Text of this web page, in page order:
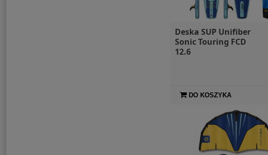
Deska SUP Unifiber
Sonic Touring FCD
12.6
DO KOSZYKA